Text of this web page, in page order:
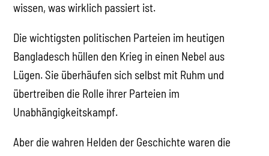
wissen, was wirklich passiert ist.
Die wichtigsten politischen Parteien im heutigen
Bangladesch hüllen den Krieg in einen Nebel aus
Lügen. Sie überhäufen sich selbst mit Ruhm und
übertreiben die Rolle ihrer Parteien im
Unabhängigkeitskampf.
Aber die wahren Helden der Geschichte waren die